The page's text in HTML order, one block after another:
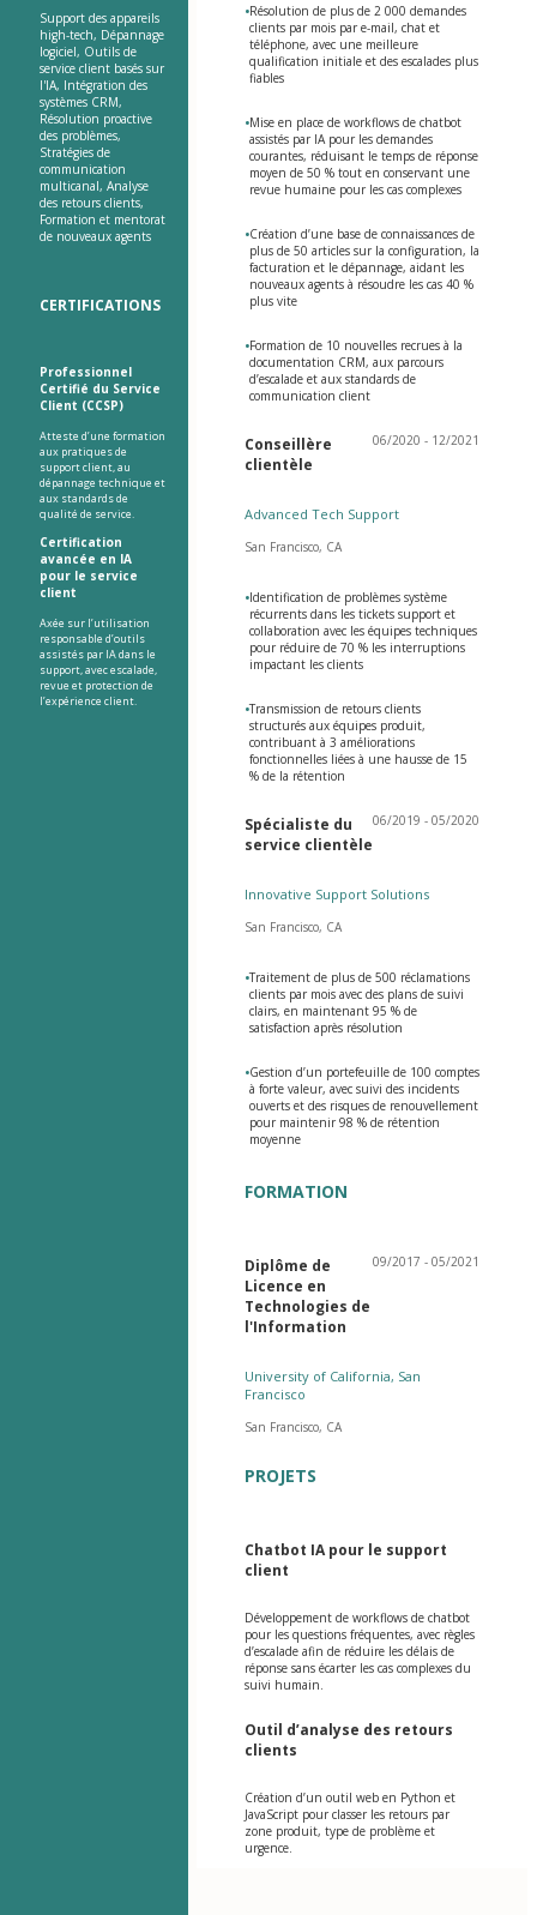
Support des appareils
high-tech, Dépannage
logiciel, Outils de
service client basés sur
l'IA, Intégration des
systèmes CRM,
Résolution proactive
des problèmes,
Stratégies de
communication
multicanal, Analyse
des retours clients,
Formation et mentorat
de nouveaux agents
CERTIFICATIONS
Professionnel
Certifié du Service
Client (CCSP)
Atteste d’une formation
aux pratiques de
support client, au
dépannage technique et
aux standards de
qualité de service.
Certification
avancée en IA
pour le service
client
Axée sur l’utilisation
responsable d’outils
assistés par IA dans le
support, avec escalade,
revue et protection de
l’expérience client.
•Résolution de plus de 2 000 demandes
clients par mois par e-mail, chat et
téléphone, avec une meilleure
qualification initiale et des escalades plus
fiables
•Mise en place de workflows de chatbot
assistés par IA pour les demandes
courantes, réduisant le temps de réponse
moyen de 50 % tout en conservant une
revue humaine pour les cas complexes
•Création d’une base de connaissances de
plus de 50 articles sur la configuration, la
facturation et le dépannage, aidant les
nouveaux agents à résoudre les cas 40 %
plus vite
•Formation de 10 nouvelles recrues à la
documentation CRM, aux parcours
d’escalade et aux standards de
communication client
Conseillère
clientèle
06/2020 - 12/2021
Advanced Tech Support
San Francisco, CA
•Identification de problèmes système
récurrents dans les tickets support et
collaboration avec les équipes techniques
pour réduire de 70 % les interruptions
impactant les clients
•Transmission de retours clients
structurés aux équipes produit,
contribuant à 3 améliorations
fonctionnelles liées à une hausse de 15
% de la rétention
Spécialiste du
service clientèle
06/2019 - 05/2020
Innovative Support Solutions
San Francisco, CA
•Traitement de plus de 500 réclamations
clients par mois avec des plans de suivi
clairs, en maintenant 95 % de
satisfaction après résolution
•Gestion d’un portefeuille de 100 comptes
à forte valeur, avec suivi des incidents
ouverts et des risques de renouvellement
pour maintenir 98 % de rétention
moyenne
FORMATION
Diplôme de
Licence en
Technologies de
l'Information
09/2017 - 05/2021
University of California, San
Francisco
San Francisco, CA
PROJETS
Chatbot IA pour le support
client
Développement de workflows de chatbot
pour les questions fréquentes, avec règles
d’escalade afin de réduire les délais de
réponse sans écarter les cas complexes du
suivi humain.
Outil d’analyse des retours
clients
Création d’un outil web en Python et
JavaScript pour classer les retours par
zone produit, type de problème et
urgence.